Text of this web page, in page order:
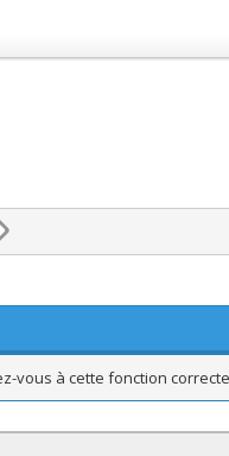
vous à cette fonction